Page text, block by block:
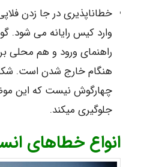
خطاناپذیری در جا زدن
وارد کیس رایانه می شود.
راهنمای ورود و هم محلی
هنگام خارج شدن است.
چهارگوش نیست که این
جلوگیری می­کند.
انواع خطاهای